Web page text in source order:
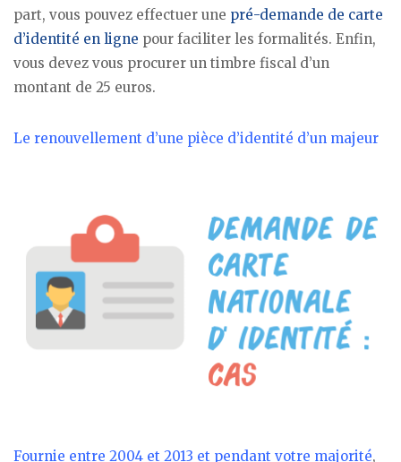
part, vous pouvez effectuer une pré-demande de carte
d’identité en ligne pour faciliter les formalités. Enfin,
vous devez vous procurer un timbre fiscal d’un
montant de 25 euros.
Le renouvellement d’une pièce d’identité d’un majeur
Fournie entre 2004 et 2013 et pendant votre majorité,